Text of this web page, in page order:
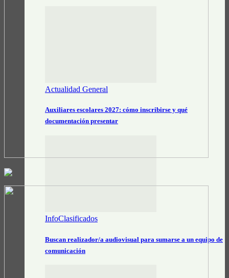
Actualidad General
Auxiliares escolares 2027: cómo inscribirse y qué
documentación presentar
InfoClasificados
Buscan realizador/a audiovisual para sumarse a un equipo de
comunicación